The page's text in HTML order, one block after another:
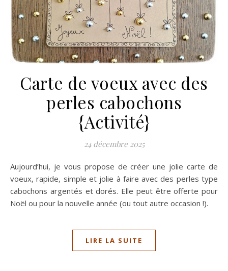
Carte de voeux avec des
perles cabochons
{Activité}
24 décembre 2025
Aujourd’hui, je vous propose de créer une jolie carte de
voeux, rapide, simple et jolie à faire avec des perles type
cabochons argentés et dorés. Elle peut être offerte pour
Noël ou pour la nouvelle année (ou tout autre occasion !).
LIRE LA SUITE